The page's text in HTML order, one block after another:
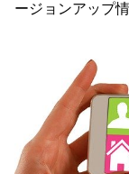
ージョンアップ